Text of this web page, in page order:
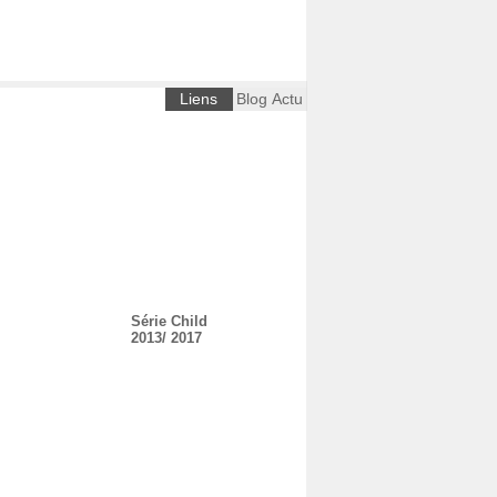
Série Child
2013/ 2017
Blog Actu
Liens